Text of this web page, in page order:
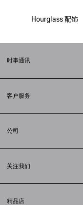
Hourglass 配饰
时事通讯
客户服务
配送方式
支付
常见问题解答
公司
法律问题
联合国世界粮食计划署
举报平台
关注我们
精品店